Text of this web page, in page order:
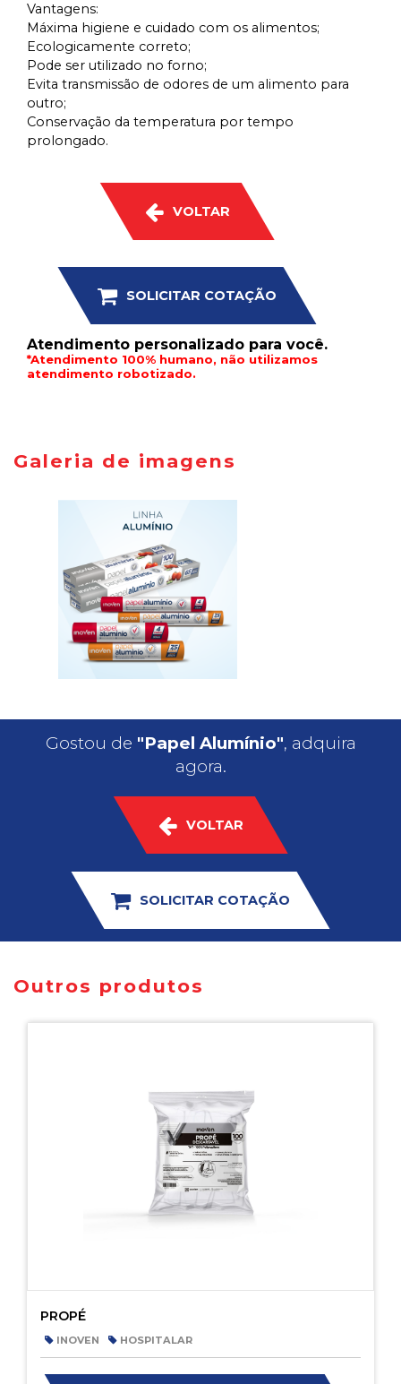
Vantagens:
Máxima higiene e cuidado com os alimentos;
Ecologicamente correto;
Pode ser utilizado no forno;
Evita transmissão de odores de um alimento para
outro;
Conservação da temperatura por tempo
prolongado.
VOLTAR
SOLICITAR COTAÇÃO
Atendimento personalizado para você.
*Atendimento 100% humano, não utilizamos
atendimento robotizado.
Galeria de imagens
Gostou de "Papel Alumínio", adquira
agora.
VOLTAR
SOLICITAR COTAÇÃO
Outros produtos
PROPÉ
INOVEN HOSPITALAR